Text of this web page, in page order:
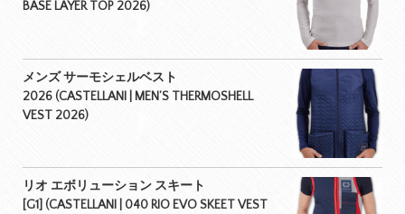
BASE LAYER TOP 2026)
メンズ サーモシェルベスト
2026 (CASTELLANI | MEN’S THERMOSHELL
VEST 2026)
リオ エボリューション スキート
[G1] (CASTELLANI | 040 RIO EVO SKEET VEST